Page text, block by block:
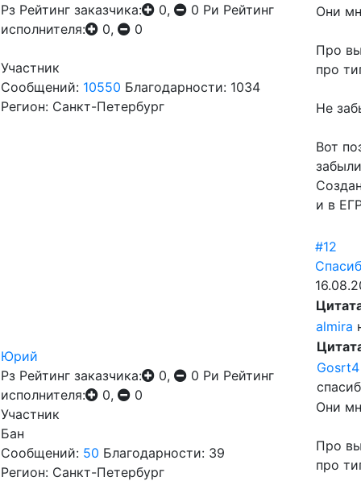
Рз Рейтинг заказчика: 0, 0 Ри Рейтинг
исполнителя:
0, 0
Участник
Сообщений: 10550 Благодарности: 1034
Регион: Санкт-Петербург
Они
Про
про
Не
Вот
и в
Юрий
Рз Рейтинг заказчика: 0, 0 Ри Рейтинг
исполнителя:
0,
0
Участник
Бан
Сообщений: 50 Благодарности: 39
Регион: Санкт-Петербург
#12
almira
Gosrt4
Они
Про
про